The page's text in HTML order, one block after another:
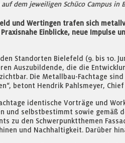
auf dem jeweiligen Schüco Campus
und Wertingen trafen sich
Einblicke, neue
Standorten Bielefeld (9. bis 10.
Auszubildende, die die
Die Metallbau-Fachtage
betont Hendrik Pahlsmeyer,
identische Vorträge und
und selbstbestimmt sowie gemäß
zu den Schwerpunktthemen
und Nachhaltigkeit. Darüber